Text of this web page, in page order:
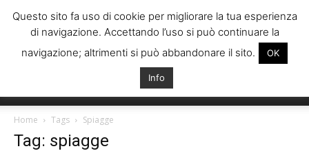
Italiani
Home Tags Spiagge
Tag: spiagge
Questo sito fa uso di cookie per migliorare la tua esperienza
di navigazione. Accettando l’uso si può continuare la
navigazione; altrimenti si può abbandonare il sito.
OK
Info